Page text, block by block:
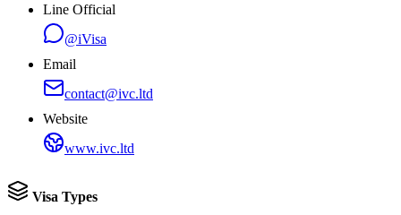
Line Official
@iVisa
Email
contact@ivc.ltd
Website
www.ivc.ltd
Visa Types